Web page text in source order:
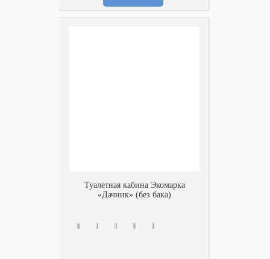
Туалетная кабина Экомарка
«Дачник» (без бака)